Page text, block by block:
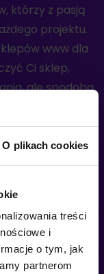
O plikach cookies
treści
i
o tym, jak
partnerom
którzy z pasją
projektu.
www dla
Ci sklep,
ale spodoba
witryny
i zatrzymać
zakupu
stworzony